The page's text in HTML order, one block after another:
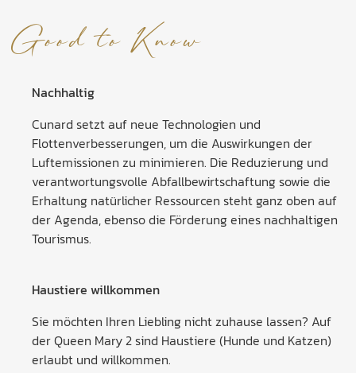
Good to Know
Nachhaltig
Cunard setzt auf neue Technologien und
Flottenverbesserungen, um die Auswirkungen der
Luftemissionen zu minimieren. Die Reduzierung und
verantwortungsvolle Abfallbewirtschaftung sowie die
Erhaltung natürlicher Ressourcen steht ganz oben auf
der Agenda, ebenso die Förderung eines nachhaltigen
Tourismus.
Haustiere willkommen
Sie möchten Ihren Liebling nicht zuhause lassen? Auf
der Queen Mary 2 sind Haustiere (Hunde und Katzen)
erlaubt und willkommen.